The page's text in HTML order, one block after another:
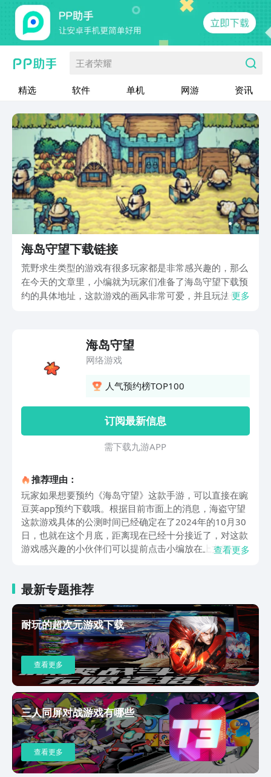
王者荣耀
精选 软件 单机 网游 资讯
海岛守望下载链接
荒野求生类型的游戏有很多玩家都是非常感兴趣的，那么
在今天的文章里，小编就为玩家们准备了海岛守望下载预
约的具体地址，这款游戏的画风非常可爱，并且玩法也是
那么小编今天的这一期内容就可以帮助到大家一起来继续
更多
海岛守望
网络游戏
人气预约榜TOP100
订阅最新信息
需 下 载 九 游 A P P
推荐理由：
玩家如果想要预约《海岛守望》这款手游，可以直接在豌
豆荚app预约下载哦。根据目前市面上的消息，海盗守望
这款游戏具体的公测时间已经确定在了2024年的10月30
日，也就在这个月底，距离现在已经十分接近了，对这款
游戏感兴趣的小伙伴们可以提前点击小编放在上文里的预
备，首先就是需要通过各种方式积累肉类、木材等资源。
其次，小伙伴们需要在这座荒芜的小岛上建造可以生存的
房子，尽可能的保证守卫们的生命值和饥饿值，不要掉下
临界点。这样小岛上的守护者们才能够有精力来应对敌人
的挑战。当遇到不同的敌人时，小伙伴们也需要通过不同
的方式来抵挡这些敌人的攻击，比如说如果你遇到的是攻
击速度快，但是攻击力比较弱的敌人，那么你就可以在你
的小岛上多设置一些防御塔，当然了，这些防御塔也是有
着不同属性的，根据岛上地形的区别，也需要选择不同的
防御塔哦。有很多小伙伴想要寻找海岛守望下载预约的具
体地址，那么小编就在今天的这一期内容中，为小伙伴们
完美的解答了这个问题，距离这款游戏的正式上线已经相
当接近了，如果你也对这款游戏感兴趣，那么现在就可以
点击文章里的链接来预约一下哦。
查看更多
最新专题推荐
耐玩的超次元游戏下载
查看更多
三人同屏对战游戏有哪些
查看更多